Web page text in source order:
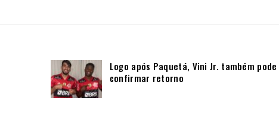
Logo após Paquetá, Vini Jr. também pode
confirmar retorno